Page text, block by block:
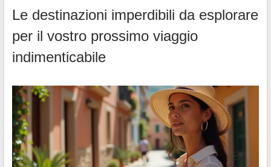
Le destinazioni imperdibili da esplorare
per il vostro prossimo viaggio
indimenticabile